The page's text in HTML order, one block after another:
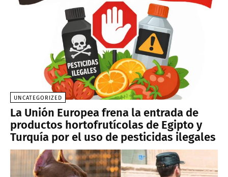
UNCATEGORIZED
La Unión Europea frena la entrada de
productos hortofrutícolas de Egipto y
Turquía por el uso de pesticidas ilegales